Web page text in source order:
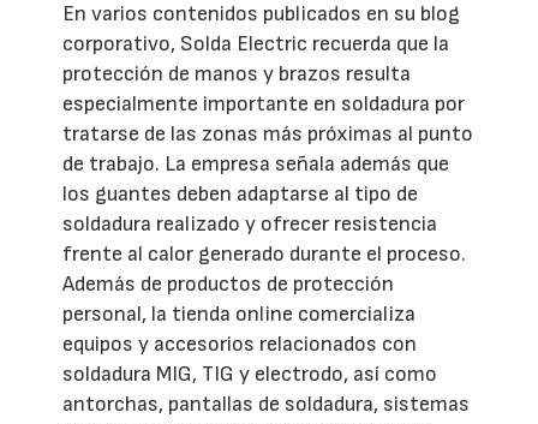
En varios contenidos publicados en su blog
corporativo, Solda Electric recuerda que la
protección de manos y brazos resulta
especialmente importante en soldadura por
tratarse de las zonas más próximas al punto
de trabajo. La empresa señala además que
los guantes deben adaptarse al tipo de
soldadura realizado y ofrecer resistencia
frente al calor generado durante el proceso.
Además de productos de protección
personal, la tienda online comercializa
equipos y accesorios relacionados con
soldadura MIG, TIG y electrodo, así como
antorchas, pantallas de soldadura, sistemas